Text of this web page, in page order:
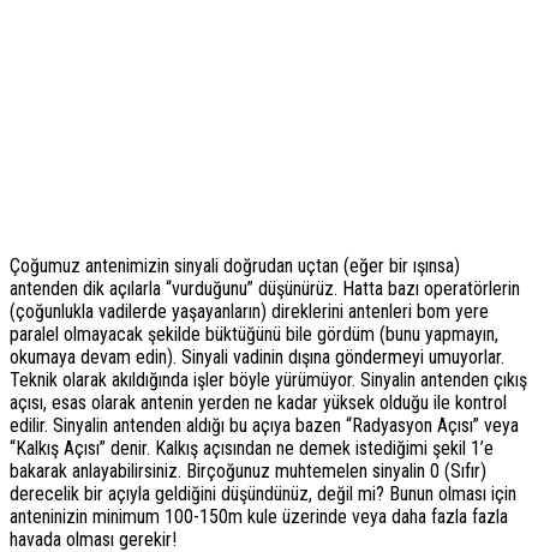
Çoğumuz antenimizin sinyali doğrudan uçtan (eğer bir ışınsa)
antenden dik açılarla “vurduğunu” düşünürüz. Hatta bazı operatörlerin
(çoğunlukla vadilerde yaşayanların) direklerini antenleri bom yere
paralel olmayacak şekilde büktüğünü bile gördüm (bunu yapmayın,
okumaya devam edin). Sinyali vadinin dışına göndermeyi umuyorlar.
Teknik olarak akıldığında işler böyle yürümüyor. Sinyalin antenden çıkış
açısı, esas olarak antenin yerden ne kadar yüksek olduğu ile kontrol
edilir. Sinyalin antenden aldığı bu açıya bazen “Radyasyon Açısı” veya
“Kalkış Açısı” denir. Kalkış açısından ne demek istediğimi şekil 1’e
bakarak anlayabilirsiniz. Birçoğunuz muhtemelen sinyalin 0 (Sıfır)
derecelik bir açıyla geldiğini düşündünüz, değil mi? Bunun olması için
anteninizin minimum 100-150m kule üzerinde veya daha fazla fazla
havada olması gerekir!